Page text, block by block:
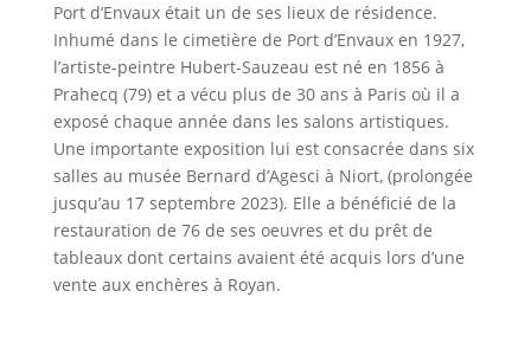
Port d’Envaux était un de ses lieux de résidence.
Inhumé dans le cimetière de Port d’Envaux en 1927,
l’artiste-peintre Hubert-Sauzeau est né en 1856 à
Prahecq (79) et a vécu plus de 30 ans à Paris où il a
exposé chaque année dans les salons artistiques.
Une importante exposition lui est consacrée dans six
salles au musée Bernard d’Agesci à Niort, (prolongée
jusqu’au 17 septembre 2023). Elle a bénéficié de la
restauration de 76 de ses oeuvres et du prêt de
tableaux dont certains avaient été acquis lors d’une
vente aux enchères à Royan.